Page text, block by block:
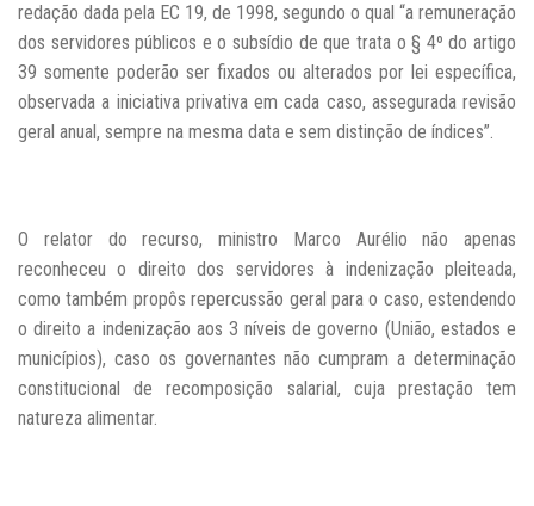
redação dada pela EC 19, de 1998, segundo o qual “a remuneração
dos servidores públicos e o subsídio de que trata o § 4º do artigo
39 somente poderão ser fixados ou alterados por lei específica,
observada a iniciativa privativa em cada caso, assegurada revisão
geral anual, sempre na mesma data e sem distinção de índices”.
O relator do recurso, ministro Marco Aurélio não apenas
reconheceu o direito dos servidores à indenização pleiteada,
como também propôs repercussão geral para o caso, estendendo
o direito a indenização aos 3 níveis de governo (União, estados e
municípios), caso os governantes não cumpram a determinação
constitucional de recomposição salarial, cuja prestação tem
natureza alimentar.